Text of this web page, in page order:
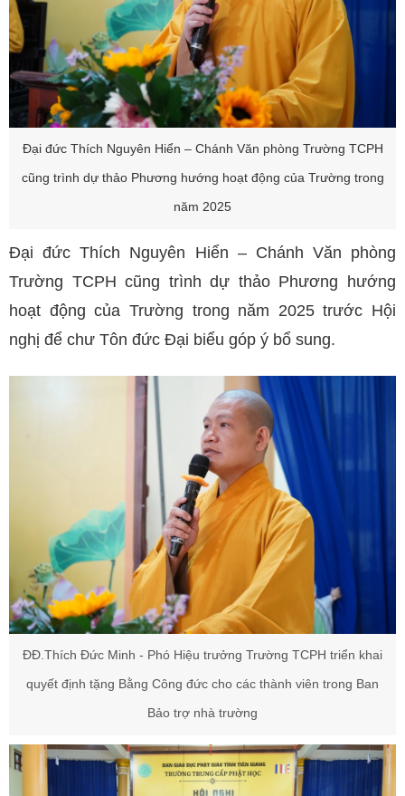
Đại đức Thích Nguyên Hiển – Chánh Văn phòng Trường TCPH
cũng trình dự thảo Phương hướng hoạt động của Trường trong
năm 2025
Đại đức Thích Nguyên Hiển – Chánh Văn phòng
Trường TCPH cũng trình dự thảo Phương hướng
hoạt động của Trường trong năm 2025 trước Hội
nghị để chư Tôn đức Đại biểu góp ý bổ sung.
ĐĐ.Thích Đức Minh - Phó Hiệu trưởng Trường TCPH triển khai
quyết định tặng Bằng Công đức cho các thành viên trong Ban
Bảo trợ nhà trường